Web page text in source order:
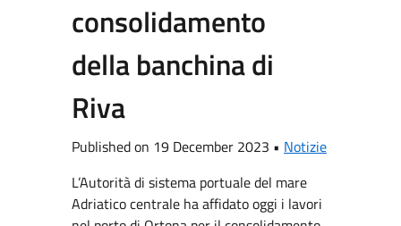
consolidamento
della banchina di
Riva
Published on 19 December 2023 • Notizie
L’Autorità di sistema portuale del mare
Adriatico centrale ha affidato oggi i lavori